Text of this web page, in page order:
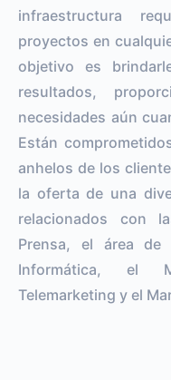
infraestructura
proyectos en
objetivo es
resultados,
necesidades aún
Están
anhelos de los
la oferta de una
relacionados con
Prensa, el área de
Informática, el
Telemarketing y el